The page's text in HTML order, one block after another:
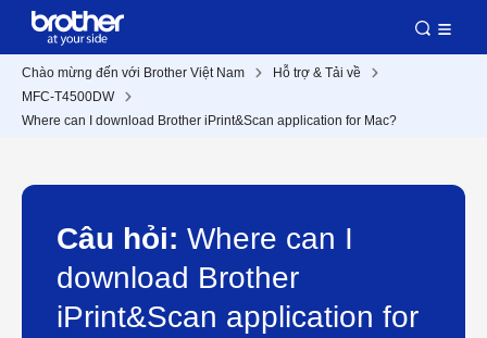
Chào mừng đến với Brother Việt Nam
Hỗ trợ & Tải về
MFC-T4500DW
Where can I download Brother iPrint&Scan application for Mac?
Câu hỏi: Where can I
download Brother
iPrint&Scan application for